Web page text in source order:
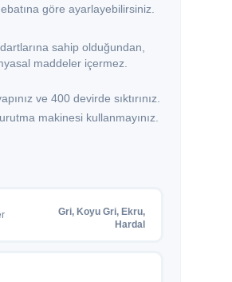
ebatına göre ayarlayebilirsiniz.
sahip olduğundan,
maddeler içermez.
ve 400 devirde sıktırınız.
makinesi kullanmayınız.
Gri, Koyu Gri, Ekru,
Hardal